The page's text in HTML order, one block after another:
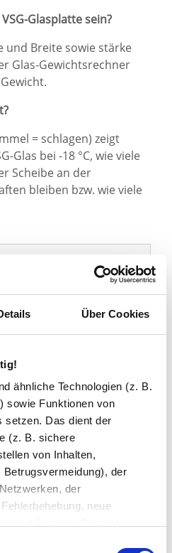
Über Cookies
ähnliche Technologien (z. B.
sowie Funktionen von
setzen. Das dient der
(z. B. sichere
von Inhalten,
der
der
neue
Glasplatte sein?
und Breite sowie stärke
Glas-Gewichtsrechner
= schlagen) zeigt
Glas bei -18 °C, wie viele
Scheibe an der
bleiben bzw. wie viele
4.9
176
(89.8%)
20 (10.2%)
0 (0%)